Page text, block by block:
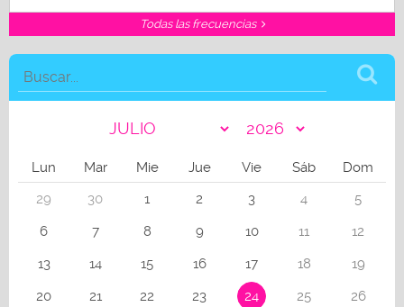
Todas las frecuencias
Lun Mar Mie Jue Vie Sáb
Dom
29
30 1 2 3 4
5
6
7 8 9 10 11
12
13
14 15 16 17 18
19
20
21 22 23 24 25
26